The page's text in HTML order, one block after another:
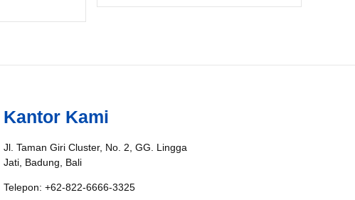
Kantor Kami
Jl. Taman Giri Cluster, No. 2, GG. Lingga
Jati, Badung, Bali
Telepon: +62-822-6666-3325